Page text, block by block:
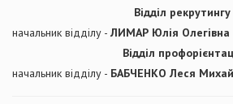
Відділ рекрутингу
начальник відділу -ЛИМАР Юлія Олегівна
Відділ
начальник відділу - БАБЧЕНКО Леся